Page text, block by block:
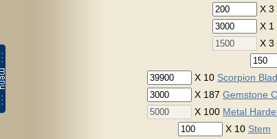
X 3
X 1
X 3
X 10 Scorpion
X 187 Gemstone C
X 100 Metal
X 10 Stem